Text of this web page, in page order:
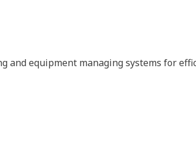
and equipment managing systems for